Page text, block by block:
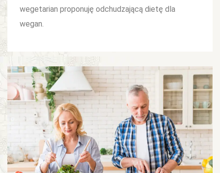
wegetarian proponuję odchudzającą dietę dla
wegan.